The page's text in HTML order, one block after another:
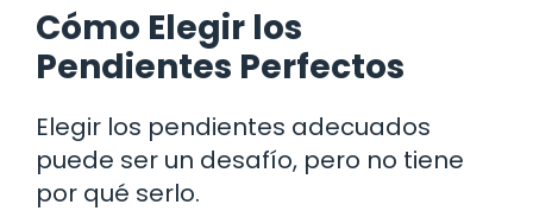
Cómo Elegir los
Pendientes Perfectos
Elegir los pendientes adecuados
puede ser un desafío, pero no tiene
por qué serlo.